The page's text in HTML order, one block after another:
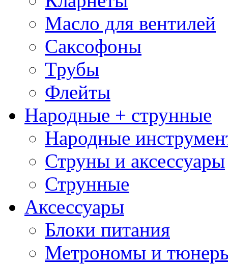
Масло для вентилей
Саксофоны
Трубы
Флейты
Народные + струнные
Народные
Струны и аксессуары
Струнные
Аксессуары
Блоки питания
Метрономы и